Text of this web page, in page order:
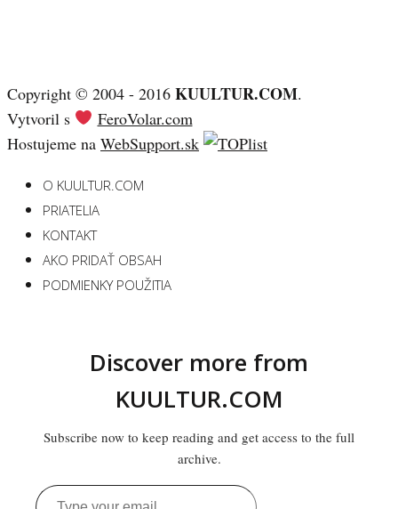
Copyright © 2004 - 2016 KUULTUR.COM.
Vytvoril s
FeroVolar.com
Hostujeme na WebSupport.sk
O KUULTUR.COM
PRIATELIA
KONTAKT
AKO PRIDAŤ OBSAH
PODMIENKY POUŽITIA
Discover more from
KUULTUR.COM
Subscribe now to keep reading and get access to the full
archive.
Type